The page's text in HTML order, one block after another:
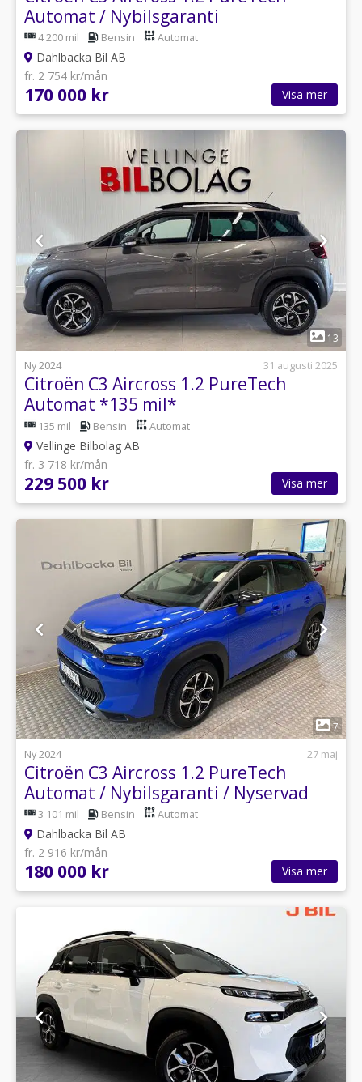
Automat / Nybilsgaranti
4 200 mil Bensin Automat
Dahlbacka Bil AB
fr. 2 754 kr/mån
170 000 kr Visa mer
1
13
Ny 2024
31 augusti 2025
Citroën C3 Aircross 1.2 PureTech
Automat *135 mil*
135 mil Bensin Automat
Vellinge Bilbolag AB
fr. 3 718 kr/mån
229 500 kr Visa mer
1
7
Ny 2024
27 maj
Citroën C3 Aircross 1.2 PureTech
Automat / Nybilsgaranti / Nyservad
3 101 mil Bensin Automat
Dahlbacka Bil AB
fr. 2 916 kr/mån
180 000 kr Visa mer